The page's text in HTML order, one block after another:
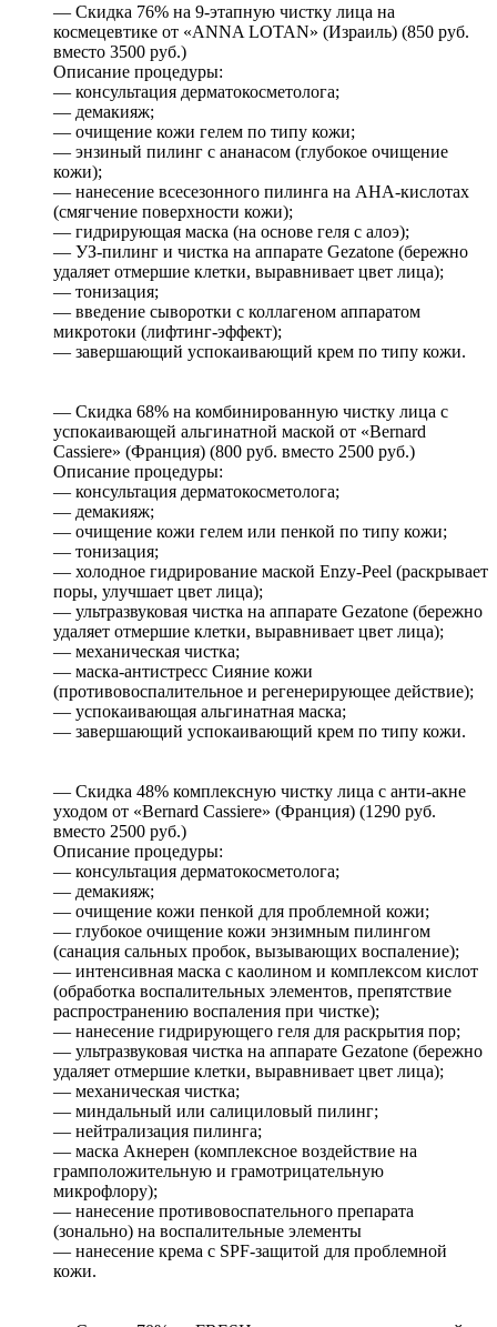
— Скидка 76% на 9-этапную чистку лица на
космецевтике от «ANNA LOTAN» (Израиль) (850 руб.
вместо 3500 руб.)
Описание процедуры:
— консультация дерматокосметолога;
— демакияж;
— очищение кожи гелем по типу кожи;
— энзиный пилинг с ананасом (глубокое очищение
кожи);
— нанесение всесезонного пилинга на АНА-кислотах
(смягчение поверхности кожи);
— гидрирующая маска (на основе геля с алоэ);
— УЗ-пилинг и чистка на аппарате Gezatone (бережно
удаляет отмершие клетки, выравнивает цвет лица);
— тонизация;
— введение сыворотки с коллагеном аппаратом
микротоки (лифтинг-эффект);
— завершающий успокаивающий крем по типу кожи.
— Скидка 68% на комбинированную чистку лица с
успокаивающей альгинатной маской от «Bernard
Cassiere» (Франция) (800 руб. вместо 2500 руб.)
Описание процедуры:
— консультация дерматокосметолога;
— демакияж;
— очищение кожи гелем или пенкой по типу кожи;
— тонизация;
— холодное гидрирование маской Enzy-Peel (раскрывает
поры, улучшает цвет лица);
— ультразвуковая чистка на аппарате Gezatone (бережно
удаляет отмершие клетки, выравнивает цвет лица);
— механическая чистка;
— маска-антистресс Сияние кожи
(противовоспалительное и регенерирующее действие);
— успокаивающая альгинатная маска;
— завершающий успокаивающий крем по типу кожи.
— Скидка 48% комплексную чистку лица с анти-акне
уходом от «Bernard Cassiere» (Франция) (1290 руб.
вместо 2500 руб.)
Описание процедуры:
— консультация дерматокосметолога;
— демакияж;
— очищение кожи пенкой для проблемной кожи;
— глубокое очищение кожи энзимным пилингом
(санация сальных пробок, вызывающих воспаление);
— интенсивная маска с каолином и комплексом кислот
(обработка воспалительных элементов, препятствие
распространению воспаления при чистке);
— нанесение гидрирующего геля для раскрытия пор;
— ультразвуковая чистка на аппарате Gezatone (бережно
удаляет отмершие клетки, выравнивает цвет лица);
— механическая чистка;
— миндальный или салициловый пилинг;
— нейтрализация пилинга;
— маска Акнерен (комплексное воздействие на
грамположительную и грамотрицательную
микрофлору);
— нанесение противовоспательного препарата
(зонально) на воспалительные элементы
— нанесение крема с SPF-защитой для проблемной
кожи.